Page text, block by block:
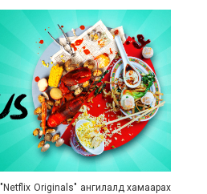
Originals" ангилалд хамаарах